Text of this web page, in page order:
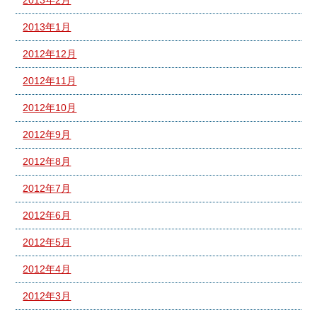
2013年1月
2012年12月
2012年11月
2012年10月
2012年9月
2012年8月
2012年7月
2012年6月
2012年5月
2012年4月
2012年3月